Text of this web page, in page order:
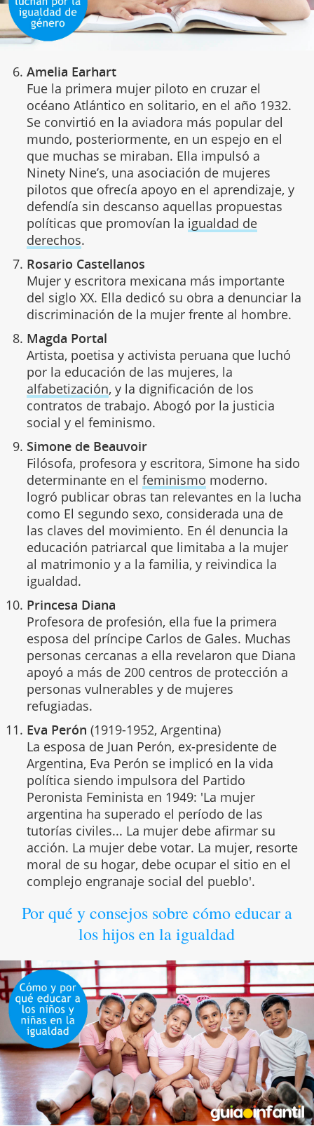
Amelia Earhart
Fue la primera mujer piloto en cruzar el
océano Atlántico en solitario, en el año 1932.
Se convirtió en la aviadora más popular del
mundo, posteriormente, en un espejo en el
que muchas se miraban. Ella impulsó a
Ninety Nine’s, una asociación de mujeres
pilotos que ofrecía apoyo en el aprendizaje, y
defendía sin descanso aquellas propuestas
políticas que promovían la igualdad de
derechos.
Rosario Castellanos
Mujer y escritora mexicana más importante
del siglo XX. Ella dedicó su obra a denunciar la
discriminación de la mujer frente al hombre.
Magda Portal
Artista, poetisa y activista peruana que luchó
por la educación de las mujeres, la
alfabetización, y la dignificación de los
contratos de trabajo. Abogó por la justicia
social y el feminismo.
Simone de Beauvoir
Filósofa, profesora y escritora, Simone ha sido
determinante en el feminismo moderno.
logró publicar obras tan relevantes en la lucha
como El segundo sexo, considerada una de
las claves del movimiento. En él denuncia la
educación patriarcal que limitaba a la mujer
al matrimonio y a la familia, y reivindica la
igualdad.
Princesa Diana
Profesora de profesión, ella fue la primera
esposa del príncipe Carlos de Gales. Muchas
personas cercanas a ella revelaron que Diana
apoyó a más de 200 centros de protección a
personas vulnerables y de mujeres
refugiadas.
Eva Perón (1919-1952, Argentina)
La esposa de Juan Perón, ex-presidente de
Argentina, Eva Perón se implicó en la vida
política siendo impulsora del Partido
Peronista Feminista en 1949: 'La mujer
argentina ha superado el período de las
tutorías civiles... La mujer debe afirmar su
acción. La mujer debe votar. La mujer, resorte
moral de su hogar, debe ocupar el sitio en el
complejo engranaje social del pueblo'.
Por qué y consejos sobre cómo educar a
los hijos en la igualdad